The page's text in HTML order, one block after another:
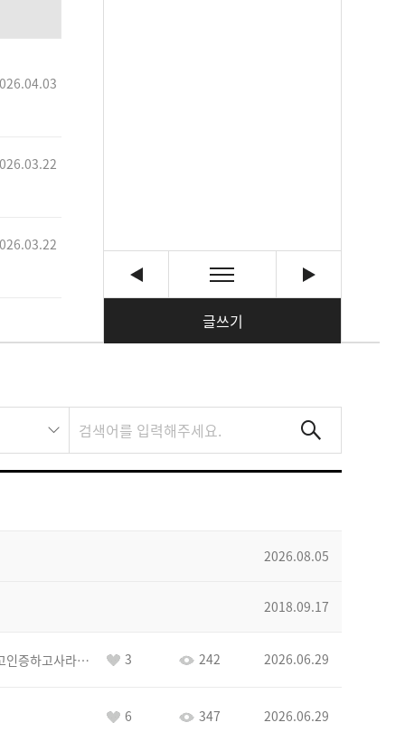
글쓰기
2026.08.05
2018.09.17
이커야삭제하고인증하고사라지거라 3 242 2026.06.29
6 347 2026.06.29